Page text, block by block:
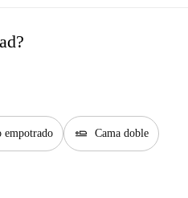
empotrado airline_seat_flat Cama doble